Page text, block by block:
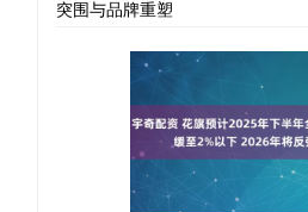
突围与品牌重塑